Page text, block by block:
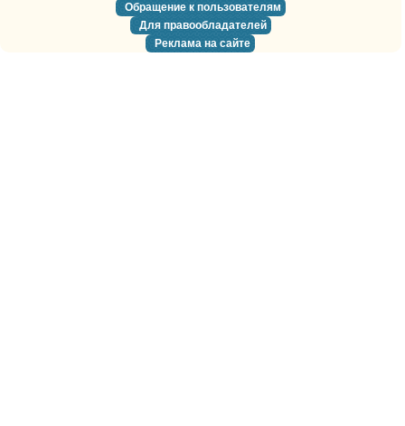
Обращение к пользователям
Для правообладателей
Реклама на сайте